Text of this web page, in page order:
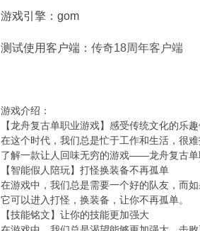
游戏引擎：gom
测试使用客户端： 传奇18周年客户端
游戏介绍：
【龙舟复古单职业游戏】感受传统文化的乐
在这个时代，我们总是忙于工作和生活，很
了解一款让人回味无穷的游戏——龙舟复古单
【智能假人陪玩】打怪换装备不再孤单
在游戏中，我们总是需要一个好的队友，而
它可以进入打怪，换装备，让你不再孤单。
【技能铭文】让你的技能更加强大